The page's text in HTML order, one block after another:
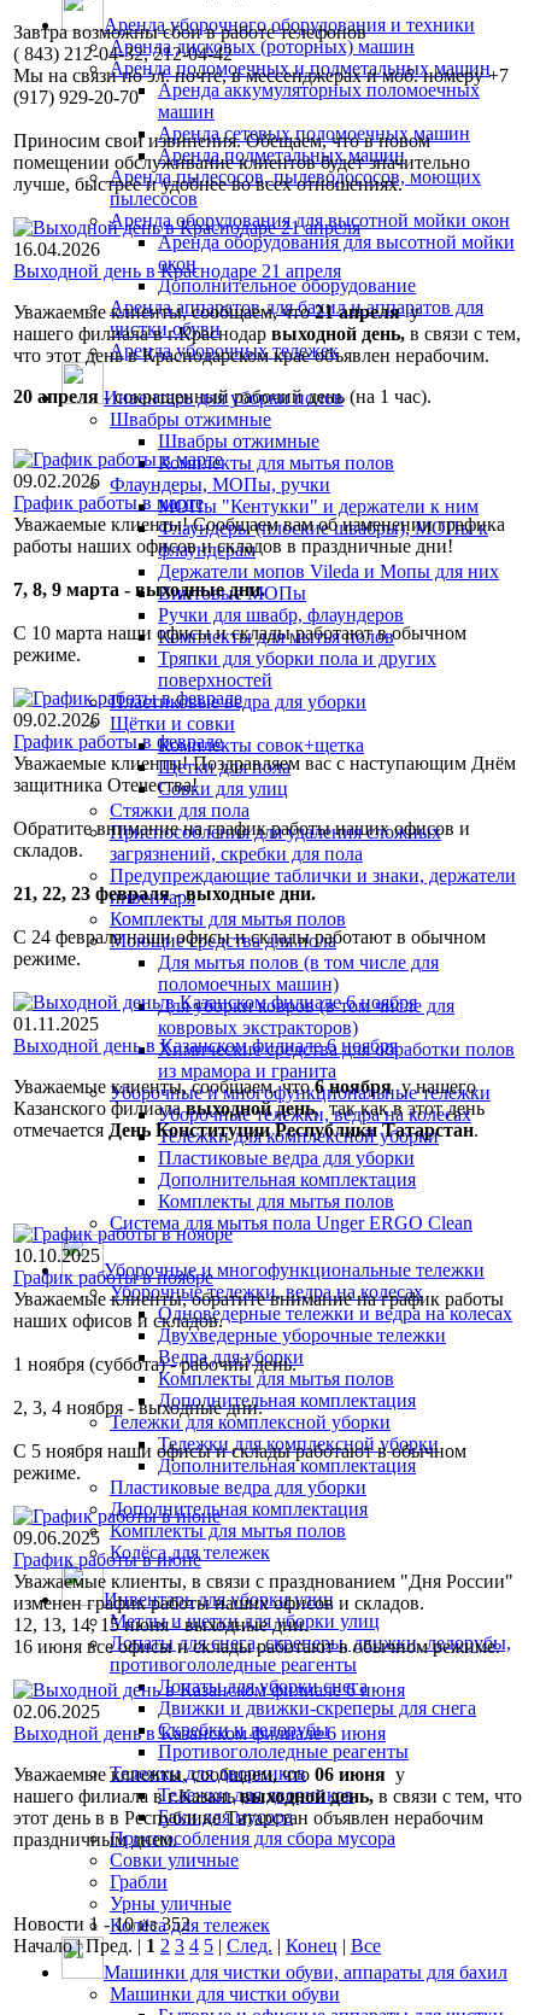
Аренда уборочного оборудования и техники
Аренда дисковых (роторных) машин
Аренда поломоечных и подметальных машин
Аренда аккумуляторных поломоечных
машин
Аренда сетевых поломоечных машин
Аренда подметальных машин
Аренда пылесосов, пылеводососов, моющих
пылесосов
Аренда оборудования для высотной мойки окон
Аренда оборудования для высотной мойки
окон
Дополнительное оборудование
Аренда аппаратов для бахил и аппаратов для
чистки обуви
Аренда уборочных тележек
Инвентарь для уборки полов
Швабры отжимные
Швабры отжимные
Комплекты для мытья полов
Флаундеры, МОПы, ручки
МОПы "Кентукки" и держатели к ним
Флаундеры (плоские швабры), МОПы к
флаундерам
Держатели мопов Vileda и Мопы для них
Винтовые МОПы
Ручки для швабр, флаундеров
Комплекты для мытья полов
Тряпки для уборки пола и других
поверхностей
Пластиковые ведра для уборки
Щётки и совки
Комплекты совок+щетка
Щетки для пола
Совки для улиц
Стяжки для пола
Приспособления для удаления сложных
загрязнений, скребки для пола
Предупреждающие таблички и знаки, держатели
инвентаря
Комплекты для мытья полов
Моющие средства для пола
Для мытья полов (в том числе для
поломоечных машин)
Для уборки ковров (в том числе для
ковровых экстракторов)
Химические средства для обработки полов
из мрамора и гранита
Уборочные и многофункциональные тележки
Уборочные тележки, ведра на колесах
Тележки для комплексной уборки
Пластиковые ведра для уборки
Дополнительная комплектация
Комплекты для мытья полов
Система для мытья пола Unger ERGO Clean
Уборочные и многофункциональные тележки
Уборочные тележки, ведра на колесах
Одноведерные тележки и ведра на колесах
Двухведерные уборочные тележки
Ведра для уборки
Комплекты для мытья полов
Дополнительная комплектация
Тележки для комплексной уборки
Тележки для комплексной уборки
Дополнительная комплектация
Пластиковые ведра для уборки
Дополнительная комплектация
Комплекты для мытья полов
Колёса для тележек
Инвентарь для уборки улиц
Метлы и щетки для уборки улиц
Лопаты для снега, скреперы, движки, ледорубы,
противогололедные реагенты
Лопаты для уборки снега
Движки и движки-скреперы для снега
Скребки и ледорубы
Противогололедные реагенты
Тележки для дворников
Тележки для дворников
Баки для мусора
Приспособления для сбора мусора
Совки уличные
Грабли
Урны уличные
Колёса для тележек
Машинки для чистки обуви, аппараты для бахил
Машинки для чистки обуви
Завтра возможны сбои в работе телефонов
( 843) 212-04-32, 212-04-42
Мы на связи по эл. почте, в мессенджерах и моб. номеру +7
(917) 929-20-70
Приносим свои извинения. Обещаем, что в новом
помещении обслуживание клиентов будет значительно
лучше, быстрее и удобнее во всех отношениях.
16.04.2026
Выходной день в Краснодаре 21 апреля
Уважаемые клиенты, сообщаем, что21апреляу
нашего филиала в г.Краснодар выходной день, в связи с тем,
что этот день в Краснодарском крае объявлен нерабочим.
20 апреля - сокращенный рабочий день (на 1 час).
09.02.2026
График работы в марте
Уважаемые клиенты! Сообщаем вам об изменении графика
работы наших офисов и складов в праздничные дни!
7, 8, 9 марта - выходные дни.
С 10 марта наши офисы и склады работают в обычном
режиме.
09.02.2026
График работы в феврале
Уважаемые клиенты! Поздравляем вас с наступающим Днём
защитника Отечества!
Обратите внимание на график работы наших офисов и
складов.
21, 22, 23 февраля - выходные дни.
С 24 февраля наши офисы и склады работают в обычном
режиме.
01.11.2025
Выходной день в Казанском филиале 6 ноября
Уважаемые клиенты, сообщаем, что6 ноябряу нашего
Казанского филиалавыходной день, так как в этот день
отмечается День Конституции Республики Татарстан.
10.10.2025
График работы в ноябре
Уважаемые клиенты, обратите внимание на график работы
наших офисов и складов.
1 ноября (суббота) - рабочий день.
2, 3, 4 ноября - выходные дни.
С 5 ноября наши офисы и склады работают в обычном
режиме.
09.06.2025
График работы в июне
Уважаемые клиенты, в связи с празднованием "Дня России"
изменен график работы наших офисов и складов.
12, 13, 14, 15 июня - выходные дни.
16 июня все офисы и склады работают в обычном режиме.
02.06.2025
Выходной день в Казанском филиале 6 июня
Уважаемые клиенты, сообщаем, что 06 июня у
нашего филиала в г.Казаньвыходной день, в связи с тем, что
этот день в в Республике Татарстан объявлен нерабочим
праздничным днем.
Новости 1 - 10 из 352
Начало | Пред. | 1 2 3 4 5 | След. | Конец | Все